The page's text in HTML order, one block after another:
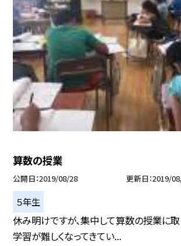
算数の授業
公開日 2019/08/28 更新日 2019/
５年生
休み明けですが、集中して算数の授業に取
学習が難しくなってきてい...